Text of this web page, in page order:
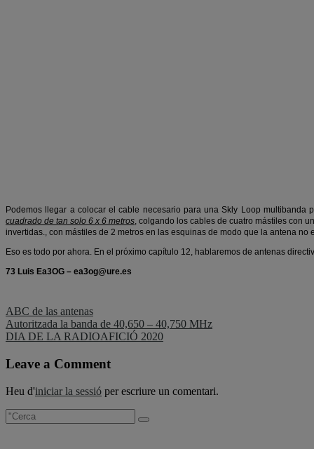
Podemos llegar a colocar el cable necesario para una Skly Loop multibanda
cuadrado de tan solo 6 x 6 metros, colgando los cables de cuatro mástiles con
invertidas., con mástiles de 2 metros en las esquinas de modo que la antena no
Eso es todo por ahora. En el próximo capítulo 12, hablaremos de antenas
73 Luis Ea3OG – ea3og@ure.es
ABC de las antenas
Navegació
d'entrades
Autoritzada la banda de 40,650 – 40,750 MHz
DIA DE LA RADIOAFICIÓ 2020
Leave a Comment
Heu d'iniciar la sessió per escriure un comentari.